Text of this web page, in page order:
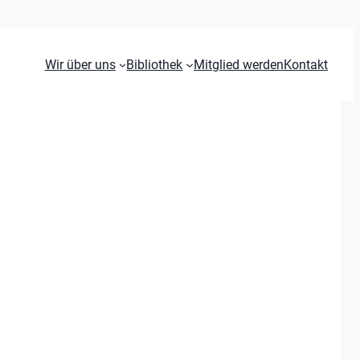
Wir über uns Bibliothek Mitglied werdenKontakt